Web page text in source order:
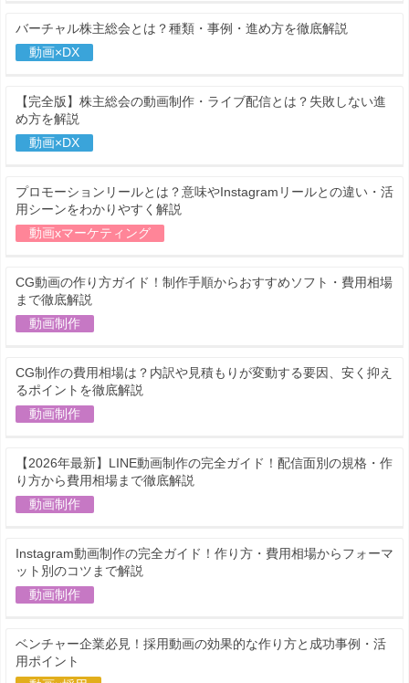
バーチャル株主総会とは？種類・事例・進め方を徹底解説
動画×DX
【完全版】株主総会の動画制作・ライブ配信とは？失敗しない進
め方を解説
動画×DX
プロモーションリールとは？意味やInstagramリールとの違い・活
用シーンをわかりやすく解説
動画xマーケティング
CG動画の作り方ガイド！制作手順からおすすめソフト・費用相場
まで徹底解説
動画制作
CG制作の費用相場は？内訳や見積もりが変動する要因、安く抑え
るポイントを徹底解説
動画制作
【2026年最新】LINE動画制作の完全ガイド！配信面別の規格・作
り方から費用相場まで徹底解説
動画制作
Instagram動画制作の完全ガイド！作り方・費用相場からフォーマ
ット別のコツまで解説
動画制作
ベンチャー企業必見！採用動画の効果的な作り方と成功事例・活
用ポイント